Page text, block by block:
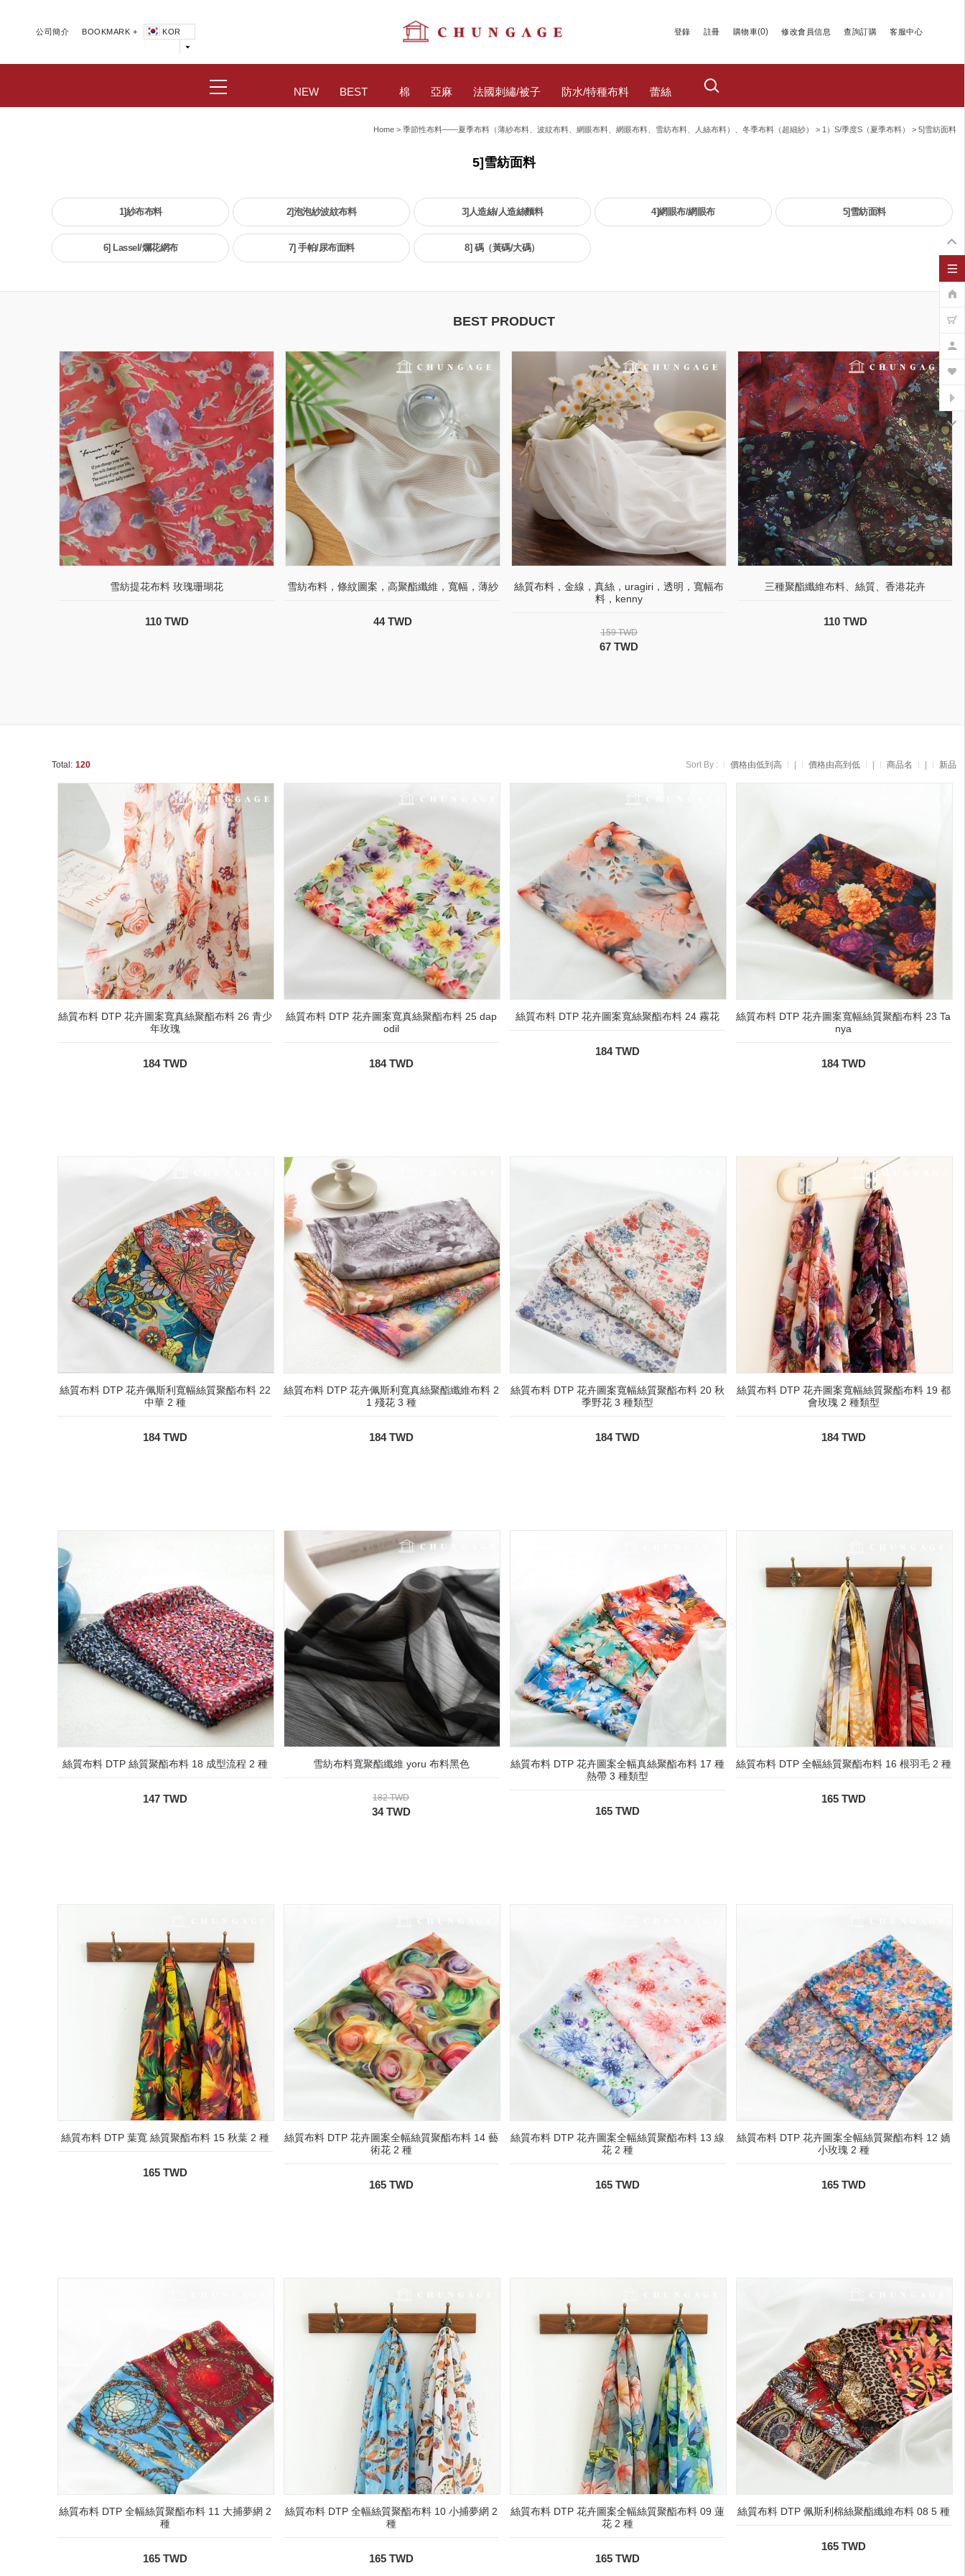
公司簡介 BOOKMARK + KOR 登錄 註冊 購物車(0) 修改會員信息 查詢訂購 客服中心
NEW BEST 棉 亞麻 法國刺繡/被子 防水/特種布料 蕾絲
Home > 季節性布料——夏季布料（薄紗布料、波紋布料、網眼布料、網眼布料、雪紡布料、人絲布料）、冬季布料（超細紗） > 1）S/季度S（夏季布料） > 5]雪紡面料
5]雪紡面料
1]紗布布料 2]泡泡紗波紋布料 3]人造絲/人造絲麵料 4]網眼布/網眼布 5]雪紡面料
6] Lassel/爛花網布 7] 手帕/尿布面料 8] 碼（黃碼/大碼）
BEST PRODUCT
雪紡提花布料 玫瑰珊瑚花
110 TWD
雪紡布料，條紋圖案，高聚酯纖維，寬幅，薄紗
44 TWD
絲質布料，金線，真絲，uragiri，透明，寬幅布
料，kenny
159 TWD
67 TWD
三種聚酯纖維布料、絲質、香港花卉
110 TWD
Total: 120 Sort By : 價格由低到高 價格由高到低 商品名 新品
絲質布料 DTP 花卉圖案寬真絲聚酯布料 26 青少
年玫瑰
184 TWD
絲質布料 DTP 花卉圖案寬真絲聚酯布料 25 dap
odil
184 TWD
絲質布料 DTP 花卉圖案寬絲聚酯布料 24 霧花
184 TWD
絲質布料 DTP 花卉圖案寬幅絲質聚酯布料 23 Ta
nya
184 TWD
絲質布料 DTP 花卉佩斯利寬幅絲質聚酯布料 22
中華 2 種
184 TWD
絲質布料 DTP 花卉佩斯利寬真絲聚酯纖維布料 2
1 殘花 3 種
184 TWD
絲質布料 DTP 花卉圖案寬幅絲質聚酯布料 20 秋
季野花 3 種類型
184 TWD
絲質布料 DTP 花卉圖案寬幅絲質聚酯布料 19 都
會玫瑰 2 種類型
184 TWD
絲質布料 DTP 絲質聚酯布料 18 成型流程 2 種
147 TWD
雪紡布料寬聚酯纖維 yoru 布料黑色
182 TWD
34 TWD
絲質布料 DTP 花卉圖案全幅真絲聚酯布料 17 種
熱帶 3 種類型
165 TWD
絲質布料 DTP 全幅絲質聚酯布料 16 根羽毛 2 種
165 TWD
絲質布料 DTP 葉寬 絲質聚酯布料 15 秋葉 2 種
165 TWD
絲質布料 DTP 花卉圖案全幅絲質聚酯布料 14 藝
術花 2 種
165 TWD
絲質布料 DTP 花卉圖案全幅絲質聚酯布料 13 線
花 2 種
165 TWD
絲質布料 DTP 花卉圖案全幅絲質聚酯布料 12 嬌
小玫瑰 2 種
165 TWD
絲質布料 DTP 全幅絲質聚酯布料 11 大捕夢網 2
種
165 TWD
絲質布料 DTP 全幅絲質聚酯布料 10 小捕夢網 2
種
165 TWD
絲質布料 DTP 花卉圖案全幅絲質聚酯布料 09 蓮
花 2 種
165 TWD
絲質布料 DTP 佩斯利棉絲聚酯纖維布料 08 5 種
165 TWD